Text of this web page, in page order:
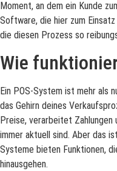
Moment, an dem ein Kunde
Software, die hier zum
die diesen Prozess so
Wie
Ein POS-System ist mehr als
das Gehirn deines
Preise, verarbeitet Zahlungen
immer aktuell sind. Aber das
Systeme bieten Funktionen,
hinausgehen.